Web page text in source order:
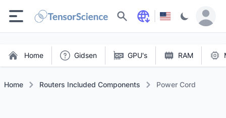
Zoeken
Home Gidsen GPU's RAM
Home Routers Included Components Power Cord